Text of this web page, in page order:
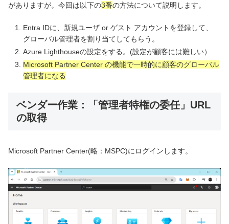
がありますが。今回は以下の3番の方法について説明します。
Entra IDに、新規ユーザ or ゲスト アカウントを登録して、
グローバル管理者を割り当てしてもらう。
Azure Lighthouseの設定をする。(設定が顧客には難しい）
Microsoft Partner Center の機能で一時的に顧客のグローバル
管理者になる
ベンダー作業：「管理者特権の委任」URL
の取得
Microsoft Partner Center(略：MSPC)にログインします。